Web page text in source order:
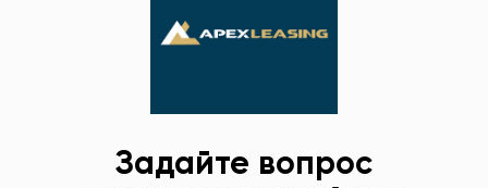
Задайте вопрос